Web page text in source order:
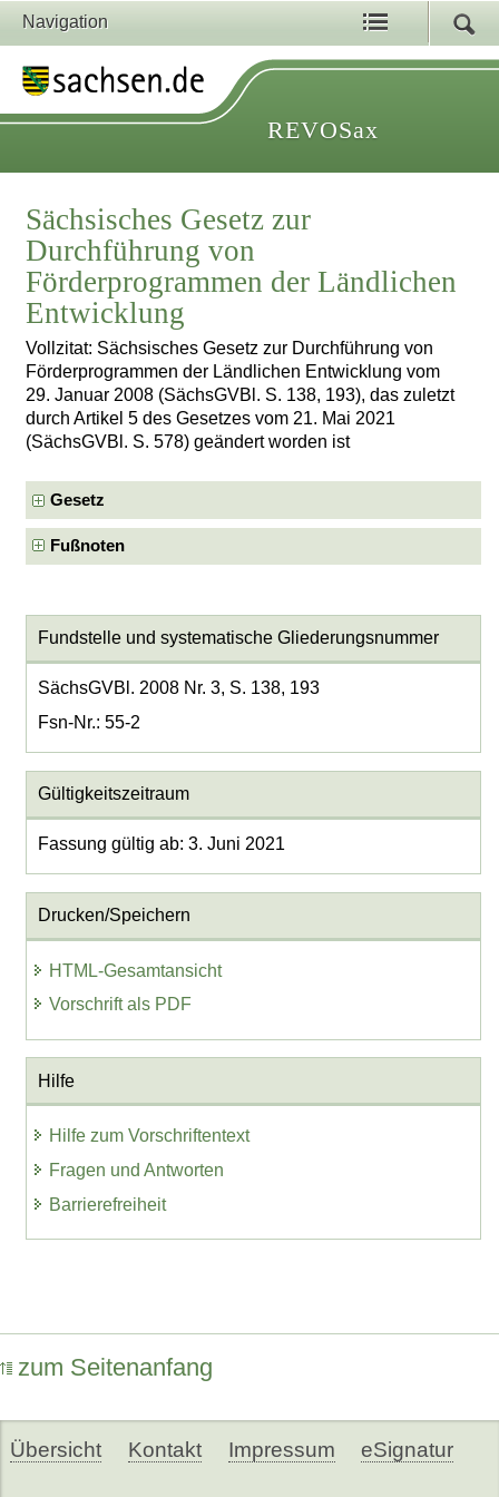
Navigation
REVOSax
Sächsisches Gesetz zur
Durchführung von
Förderprogrammen der Ländlichen
Entwicklung
Vollzitat: Sächsisches Gesetz zur Durchführung von
Förderprogrammen der Ländlichen Entwicklung vom
29. Januar 2008 (SächsGVBl. S. 138, 193), das zuletzt
durch Artikel 5 des Gesetzes vom 21. Mai 2021
(SächsGVBl. S. 578) geändert worden ist
Gesetz
Fußnoten
Fundstelle und systematische Gliederungsnummer
SächsGVBl. 2008 Nr. 3, S. 138, 193
Fsn-Nr.: 55-2
Gültigkeitszeitraum
Fassung gültig ab: 3. Juni 2021
Drucken/Speichern
HTML-Gesamtansicht
Vorschrift als PDF
Hilfe
Hilfe zum Vorschriftentext
Fragen und Antworten
Barrierefreiheit
zum Seitenanfang
Übersicht Kontakt Impressum eSignatur